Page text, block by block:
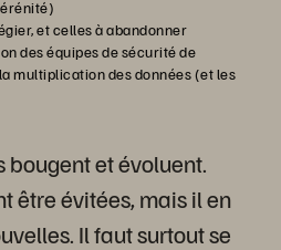
et celles à abandonner
des équipes de sécurité de
multiplication des données (et les
bougent et évoluent.
être évitées, mais il en
Il faut surtout se